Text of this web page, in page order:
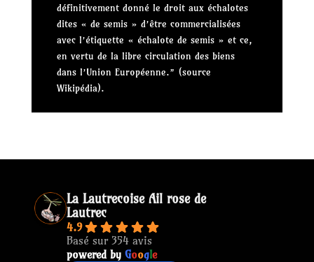
définitivement donné le droit aux échalotes
dites « de semis » d’être commercialisées
avec l’étiquette « échalote de semis » et ce,
en vertu de la libre circulation des biens
dans l’Union Européenne.” (source
Wikipédia).
La Lautrecoise Ail rose de
Lautrec
4.9
Basé sur 354 avis
powered by Google